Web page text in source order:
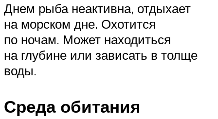
Днем рыба неактивна, отдыхает
на морском дне. Охотится
по ночам. Может находиться
на глубине или зависать в толще
воды.
Среда обитания